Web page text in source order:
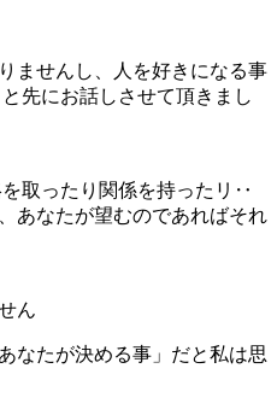
ませんし、人を好きになる事
先にお話しさせて頂きまし
取ったり関係を持ったリ‥
あなたが望むのであればそれ
ん
なたが決める事」だと私は思